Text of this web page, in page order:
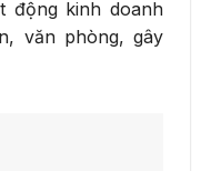
động kinh doanh
văn phòng, gây